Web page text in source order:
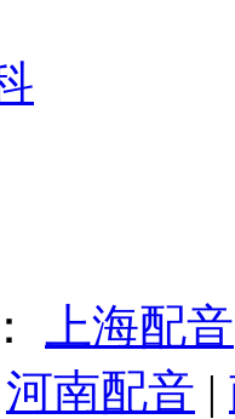
上海配音
河南配音 |